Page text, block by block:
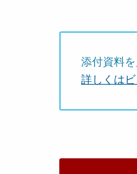
添付資料
詳しくはビ